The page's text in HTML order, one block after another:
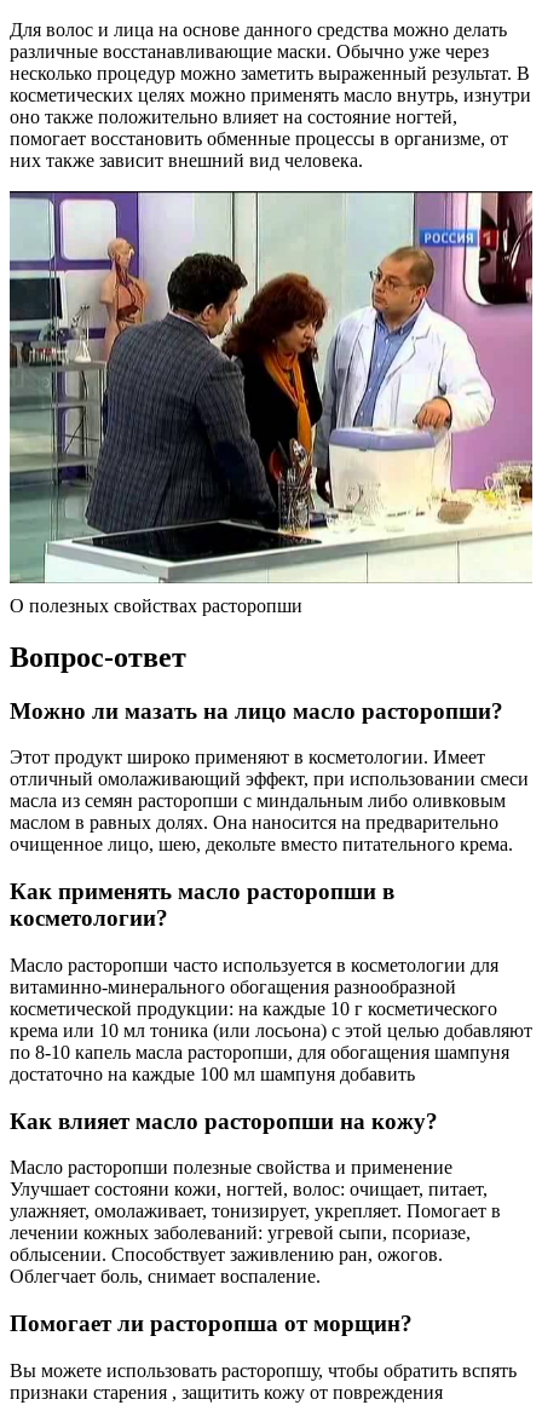
Для волос и лица на основе данного средства можно делать
различные восстанавливающие маски. Обычно уже через
несколько процедур можно заметить выраженный результат. В
косметических целях можно применять масло внутрь, изнутри
оно также положительно влияет на состояние ногтей,
помогает восстановить обменные процессы в организме, от
них также зависит внешний вид человека.
О полезных свойствах расторопши
Вопрос-ответ
Можно ли мазать на лицо масло расторопши?
Этот продукт широко применяют в косметологии. Имеет
отличный омолаживающий эффект, при использовании смеси
масла из семян расторопши с миндальным либо оливковым
маслом в равных долях. Она наносится на предварительно
очищенное лицо, шею, декольте вместо питательного крема.
Как применять масло расторопши в
косметологии?
Масло расторопши часто используется в косметологии для
витаминно-минерального обогащения разнообразной
косметической продукции: на каждые 10 г косметического
крема или 10 мл тоника (или лосьона) с этой целью добавляют
по 8-10 капель масла расторопши, для обогащения шампуня
достаточно на каждые 100 мл шампуня добавить
Как влияет масло расторопши на кожу?
Масло расторопши полезные свойства и применение
Улучшает состояни кожи, ногтей, волос: очищает, питает,
улажняет, омолаживает, тонизирует, укрепляет. Помогает в
лечении кожных заболеваний: угревой сыпи, псориазе,
облысении. Способствует заживлению ран, ожогов.
Облегчает боль, снимает воспаление.
Помогает ли расторопша от морщин?
Вы можете использовать расторопшу, чтобы обратить вспять
признаки старения , защитить кожу от повреждения